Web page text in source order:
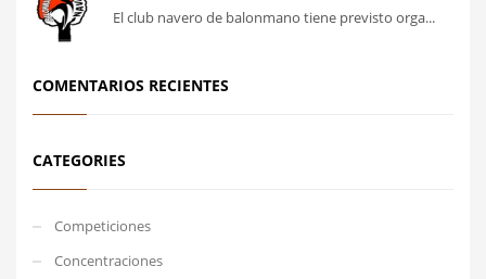
El club navero de balonmano tiene previsto orga...
COMENTARIOS RECIENTES
CATEGORIES
Competiciones
Concentraciones